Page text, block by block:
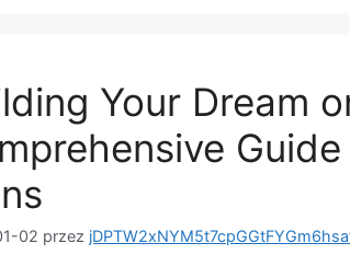
Your Dream
02 przez